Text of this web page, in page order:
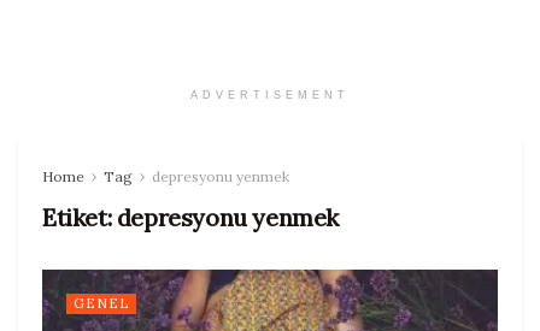
ADVERTISEMENT
Home Tag depresyonu yenmek
Etiket: depresyonu yenmek
GENEL